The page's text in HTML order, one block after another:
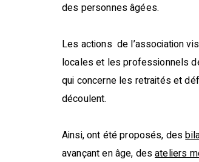
des personnes âgées.
Les actions de l’association
locales et les professionnels
qui concerne les retraités et
découlent.
Ainsi, ont été proposés, des
avançant en âge, desateliers